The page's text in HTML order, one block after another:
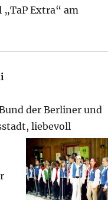
Extra“ am
der Berliner und
liebevoll